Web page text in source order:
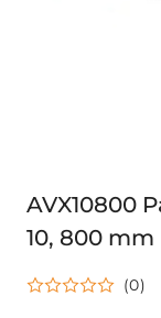
AVX10800
10, 800 mm
PASEK
(0)